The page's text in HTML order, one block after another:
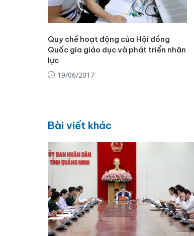
Quy chế hoạt động của Hội đồng
Quốc gia giáo dục và phát triển nhân
lực
19/06/2017
Bài viết khác